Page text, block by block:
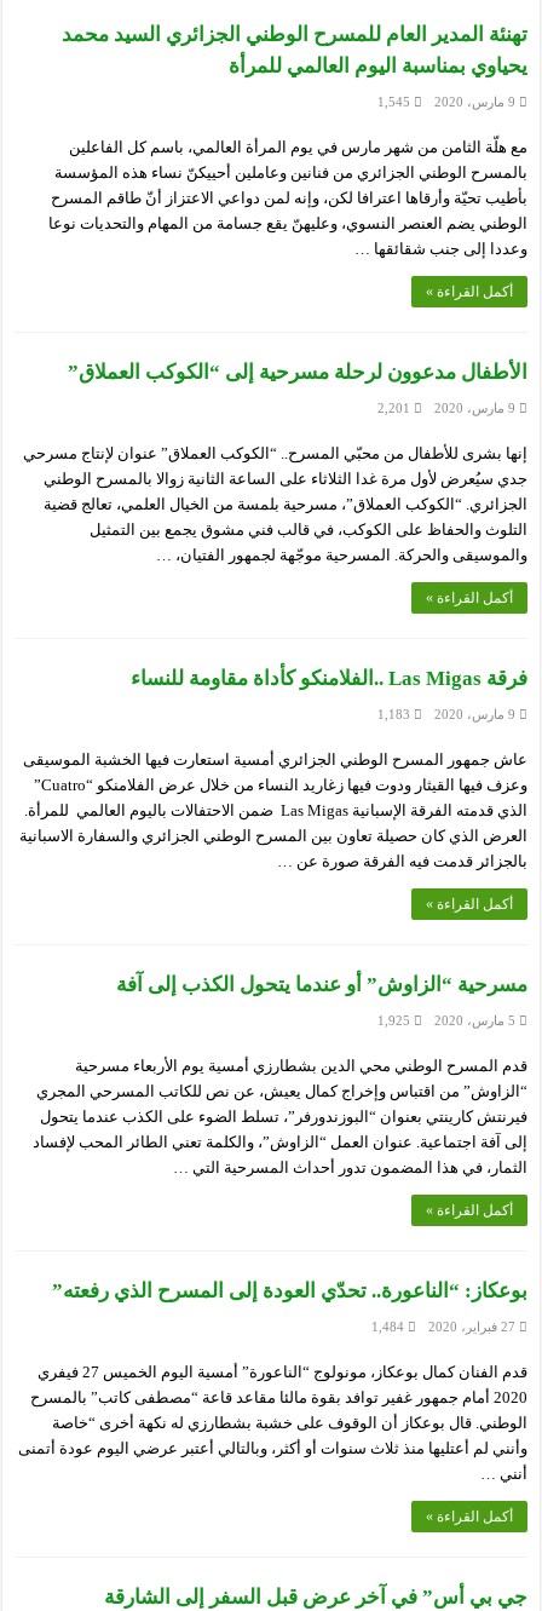
تهنئة المدير العام للمسرح الوطني الجزائري السيد محمد
يحياوي بمناسبة اليوم العالمي للمرأة
9 مارس، 2020 1,545
مع هلّة الثامن من شهر مارس في يوم المرأة العالمي، باسم كل الفاعلين
بالمسرح الوطني الجزائري من فنانين وعاملين أحييكنّ نساء هذه المؤسسة
بأطيب تحيّة وأرقاها اعترافا لكن، وإنه لمن دواعي الاعتزاز أنّ طاقم المسرح
الوطني يضم العنصر النسوي، وعليهنّ يقع جسامة من المهام والتحديات نوعا
وعددا إلى جنب شقائقها …
أكمل القراءة »
الأطفال مدعوون لرحلة مسرحية إلى “الكوكب العملاق”
9 مارس، 2020 2,201
إنها بشرى للأطفال من محبّي المسرح.. “الكوكب العملاق” عنوان لإنتاج مسرحي
جدي سيُعرض لأول مرة غدا الثلاثاء على الساعة الثانية زوالا بالمسرح الوطني
الجزائري. “الكوكب العملاق”، مسرحية بلمسة من الخيال العلمي، تعالج قضية
التلوث والحفاظ على الكوكب، في قالب فني مشوق يجمع بين التمثيل
والموسيقى والحركة. المسرحية موجّهة لجمهور الفتيان، …
أكمل القراءة »
فرقة Las Migas ..الفلامنكو كأداة مقاومة للنساء
9 مارس، 2020 1,183
عاش جمهور المسرح الوطني الجزائري أمسية استعارت فيها الخشبة الموسيقى
وعزف فيها القيثار ودوت فيها زغاريد النساء من خلال عرض الفلامنكو “Cuatro”
الذي قدمته الفرقة الإسبانية Las Migas ضمن الاحتفالات باليوم العالمي للمرأة.
العرض الذي كان حصيلة تعاون بين المسرح الوطني الجزائري والسفارة الاسبانية
بالجزائر قدمت فيه الفرقة صورة عن …
أكمل القراءة »
مسرحية “الزاوش” أو عندما يتحول الكذب إلى آفة
5 مارس، 2020 1,925
قدم المسرح الوطني محي الدين بشطارزي أمسية يوم الأربعاء مسرحية
“الزاوش” من اقتباس وإخراج كمال يعيش، عن نص للكاتب المسرحي المجري
فيرنتش كارينتي بعنوان “البوزندورفر”، تسلط الضوء على الكذب عندما يتحول
إلى آفة اجتماعية. عنوان العمل “الزاوش”، والكلمة تعني الطائر المحب لإفساد
الثمار، في هذا المضمون تدور أحداث المسرحية التي …
أكمل القراءة »
بوعكاز: “الناعورة.. تحدّي العودة إلى المسرح الذي رفعته”
27 فبراير، 2020 1,484
قدم الفنان كمال بوعكاز، مونولوج “الناعورة” أمسية اليوم الخميس 27 فيفري
2020 أمام جمهور غفير توافد بقوة مالئا مقاعد قاعة “مصطفى كاتب” بالمسرح
الوطني. قال بوعكاز أن الوقوف على خشبة بشطارزي له نكهة أخرى “خاصة
وأنني لم أعتليها منذ ثلاث سنوات أو أكثر، وبالتالي أعتبر عرضي اليوم عودة أتمنى
أنني …
أكمل القراءة »
جي بي أس” في آخر عرض قبل السفر إلى الشارقة